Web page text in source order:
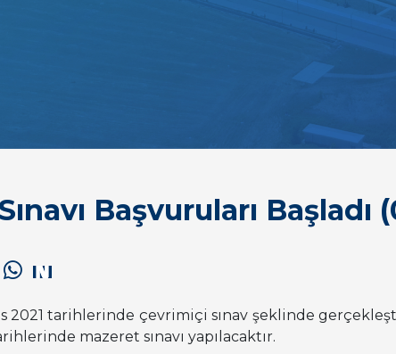
Başvuruları Başladı
2021 tarihlerinde çevrimiçi sınav şeklinde
mazeret sınavı yapılacaktır.